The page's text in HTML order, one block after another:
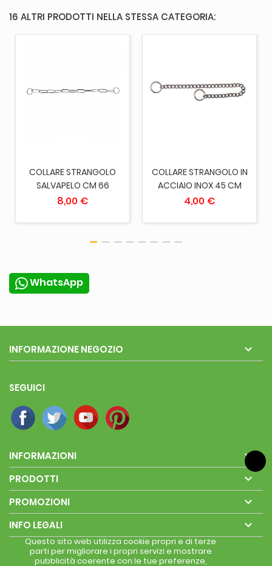
16 ALTRI PRODOTTI NELLA STESSA CATEGORIA:
COLLARE STRANGOLO
SALVAPELO CM 66
8,00 €
COLLARE STRANGOLO IN
ACCIAIO INOX 45 CM
4,00 €
WhatsApp
INFORMAZIONE NEGOZIO 
SEGUICI
INFORMAZIONI 
PRODOTTI 
PROMOZIONI 
INFO LEGALI 
Questo sito web utilizza cookie propri e di terze
parti per migliorare i propri servizi e mostrare
pubblicità coerente con le tue preferenze,